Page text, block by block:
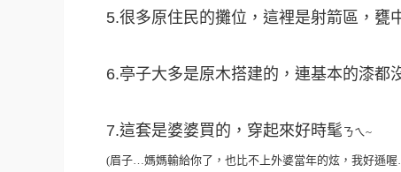
5.很多原住民的攤位，這裡是射箭區，甕
6.亭子大多是原木搭建的，連基本的漆都
7.這套是婆婆買的，穿起來好時髦 ㄋㄟ~
(眉子…媽媽輸給你了，也比不上外婆當年的炫，我好遜